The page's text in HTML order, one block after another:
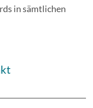
in sämtlichen